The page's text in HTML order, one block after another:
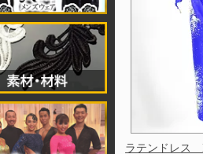
ラテンドレス